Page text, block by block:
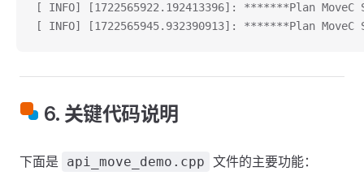
[ INFO] [1722565922.192413396]: *******Plan MoveC
[ INFO] [1722565945.932390913]: *******Plan MoveC
6. 关键代码说明
下面是 api_move_demo.cpp 文件的主要功能：